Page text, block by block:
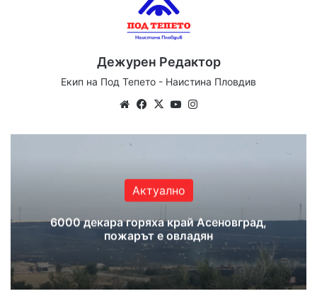
Дежурен Редактор
Екип на Под Тепето - Наистина Пловдив
We
te
Fa
bo
X
Yo
ub ra
Актуално
6000 декара горяха край Асеновград,
пожарът е овладян